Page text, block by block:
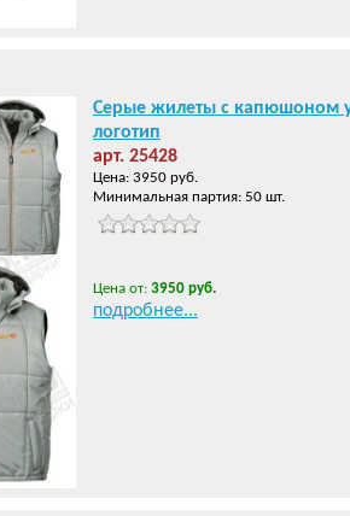
Серые жилеты с капюшоном
логотип
арт. 25428
Цена: 3950 руб.
Минимальная партия: 50 шт.
Цена от: 3950 руб.
подробнее...